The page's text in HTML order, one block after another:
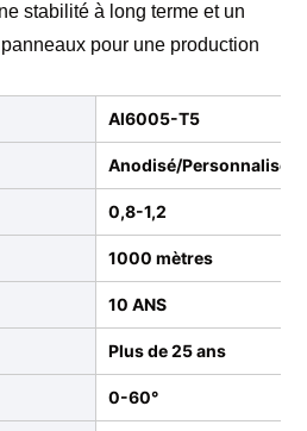
stabilité à long terme et un
pour une production
Al6005-T5
Anodisé/Personnalisé
0,8-1,2
1000 mètres
10 ANS
Plus de 25 ans
0-60°